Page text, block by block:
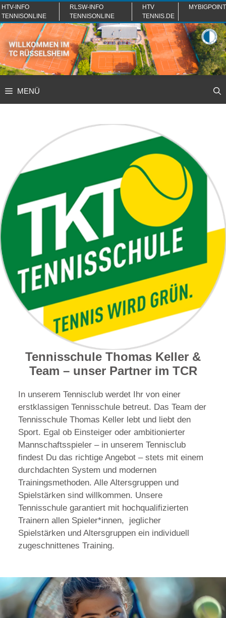
Zum
Inhalt
springen
HTV-INFO
TENNISONLINE
RLSW-INFO
TENNISONLINE
HTV
TENNIS.DE
MYBIGPOINT
MENÜ
Tennisschule Thomas Keller &
Team – unser Partner im TCR
In unserem Tennisclub werdet Ihr von einer
erstklassigen Tennisschule betreut. Das Team der
Tennisschule Thomas Keller lebt und liebt den
Sport. Egal ob Einsteiger oder ambitionierter
Mannschaftsspieler – in unserem Tennisclub
findest Du das richtige Angebot – stets mit einem
durchdachten System und modernen
Trainingsmethoden. Alle Altersgruppen und
Spielstärken sind willkommen. Unsere
Tennisschule garantiert mit hochqualifizierten
Trainern allen Spieler*innen, jeglicher
Spielstärken und Altersgruppen ein individuell
zugeschnittenes Training.